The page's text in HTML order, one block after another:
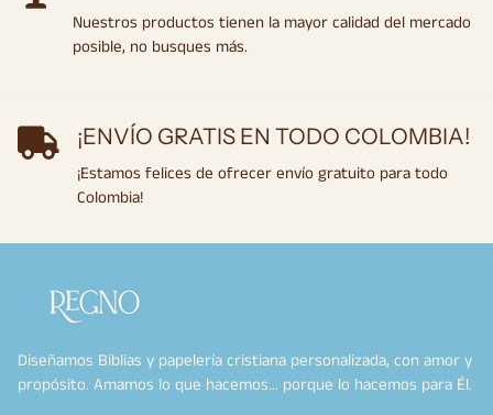
Nuestros productos tienen la mayor calidad del mercado
posible, no busques más.
¡ENVÍO GRATIS EN TODO COLOMBIA!
¡Estamos felices de ofrecer envío gratuito para todo
Colombia!
Diseñamos Biblias y papelería cristiana personalizada, con amor y
propósito. Amamos lo que hacemos… porque lo hacemos para Él.